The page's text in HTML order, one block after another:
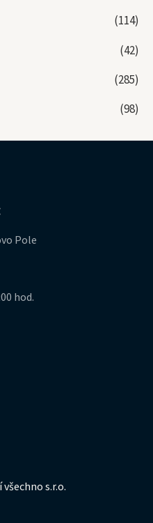
(114)
(42)
(285)
(98)
Pole
hod.
s.r.o.